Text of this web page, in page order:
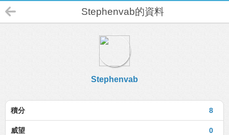
Stephenvab的資料
Stephenvab
8
積分
0
威望